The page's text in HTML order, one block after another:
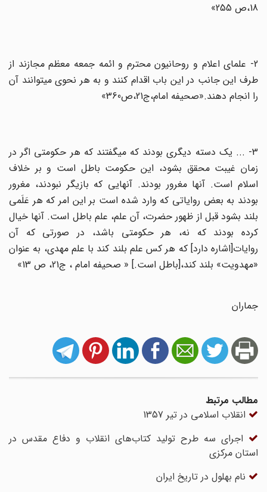
2- علماى اعلام و روحانیون محترم و ائمه جمعه معظم مجازند از
طرف این جانب در این باب اقدام کنند و به هر نحوى می‏توانند آن
را انجام دهند.‏«صحیفه امام،ج21،ص360»
3- ... یک دسته دیگرى بودند که میگفتند که هر حکومتى اگر در
زمان غیبت محقق بشود، این حکومت باطل است و بر خلاف
اسلام است. آنها مغرور بودند. آنهایى که بازیگر نبودند، مغرور
بودند به بعض روایاتى که وارد شده است بر این امر که هر عَلَمى
بلند بشود قبل از ظهور حضرت، آن علم، علم باطل است. آنها خیال
کرده بودند که نه، هر حکومتى باشد، در صورتى که آن
روایات[اشاره دارد] که هر کس علم بلند کند با علم مهدى، به عنوان
«مهدویت» بلند کند،[باطل است.] « صحیفه امام ، ج21، ص 13»
جماران
مطالب مرتبط
انقلاب اسلامی در تیر 1357
اجرای سه طرح تولید کتاب‌های انقلاب و دفاع مقدس در
استان مرکزی
نام بهلول در تاریخ ایران